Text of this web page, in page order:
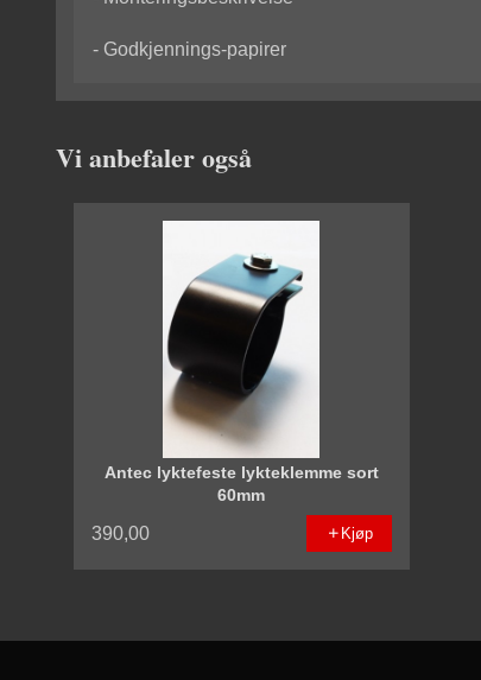
- Godkjennings-papirer
Vi anbefaler også
Antec lyktefeste lykteklemme sort
60mm
390,00 Kjøp